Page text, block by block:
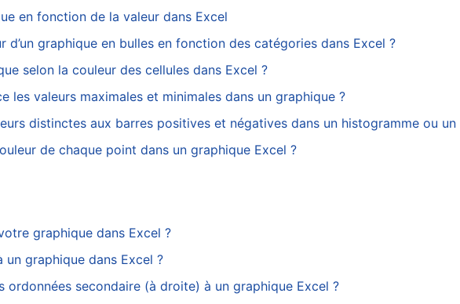
en fonction de la valeur dans Excel
d’un graphique en bulles en fonction des catégories dans Excel ?
selon la couleur des cellules dans Excel ?
les valeurs maximales et minimales dans un graphique ?
distinctes aux barres positives et négatives dans un histogramme ou
de chaque point dans un graphique Excel ?
graphique dans Excel ?
graphique dans Excel ?
ordonnées secondaire (à droite) à un graphique Excel ?